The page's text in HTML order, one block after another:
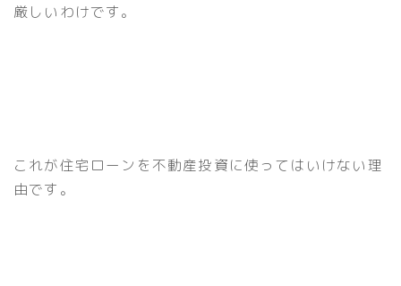
厳しいわけです。
これが住宅ローンを不動産投資に使ってはいけない理
由です。